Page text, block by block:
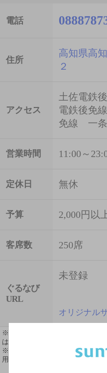
電話
住所
高知県高
２
アクセス
土佐電鉄
電鉄後免
免線 一条
営業時間 11:00～
定休日 無休
予算 2,000円以
客席数 250席
ぐるなび
URL
未登録
オリジナル
※ 掲載されている情報は最新の
はお店にお問い合わせください。
※ 掲載されているリンク等の外
用ください。